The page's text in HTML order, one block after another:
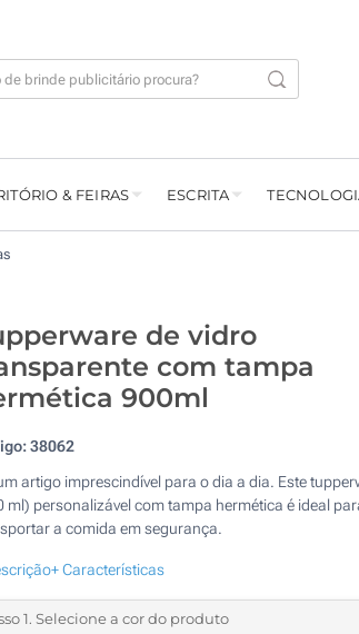
& FEIRAS ESCRITA
de vidro
com tampa
900ml
38062
artigo imprescindível para o dia a dia. Este
ml) personalizável com tampa hermética é ideal
a comida em segurança.
+ Características
1. Selecione a cor do produto